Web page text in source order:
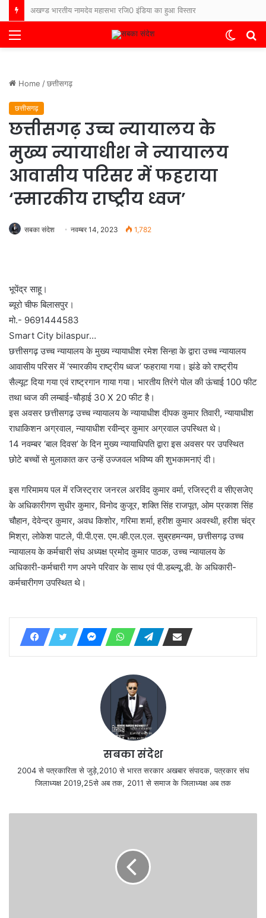
Menu
Switch
Home /छत्तीसगढ़
छत्तीसगढ़
छत्तीसगढ़ उच्च न्यायालय के
मुख्य न्यायाधीश ने न्यायालय
आवासीय परिसर में फहराया
‘स्मारकीय राष्ट्रीय ध्वज’
सबका संदेश नवम्बर 14, 2023 1,782
भूपेंद्र साहू।
ब्यूरो चीफ बिलासपुर।
मो.- 9691444583
Smart City bilaspur…
छत्तीसगढ़ उच्च न्यायालय के मुख्य न्यायाधीश रमेश सिन्हा के द्वारा उच्च न्यायालय
आवासीय परिसर में ‘स्मारकीय राष्ट्रीय ध्वज’ फहराया गया। झंडे को राष्ट्रीय
सैल्यूट दिया गया एवं राष्ट्रगान गाया गया। भारतीय तिरंगे पोल की ऊंचाई 100 फीट
तथा ध्वज की लम्बाई-चौड़ाई 30 X 20 फीट है।
इस अवसर छत्तीसगढ़ उच्च न्यायालय के न्यायाधीश दीपक कुमार तिवारी, न्यायाधीश
राधाकिशन अग्रवाल, न्यायाधीश रवीन्द्र कुमार अग्रवाल उपस्थित थे।
14 नवम्बर ‘बाल दिवस’ के दिन मुख्य न्यायाधिपति द्वारा इस अवसर पर उपस्थित
छोटे बच्चों से मुलाकात कर उन्हें उज्जवल भविष्य की शुभकामनाएं दी।
इस गरिमामय पल में रजिस्ट्रार जनरल अरविंद कुमार वर्मा, रजिस्ट्री व सीएसजेए
के अधिकारीगण सुधीर कुमार, विनोद कुजूर, शक्ति सिंह राजपूत, ओम प्रकाश सिंह
चौहान, देवेन्द्र कुमार, अवध किशोर, गरिमा शर्मा, हरीश कुमार अवस्थी, हरीश चंद्र
मिश्रा, लोकेश पाटले, पी.पी.एस. एम.व्ही.एल.एल. सुब्रहमन्यम, छत्तीसगढ़ उच्च
न्यायालय के कर्मचारी संघ अध्यक्ष प्रमोद कुमार पाठक, उच्च न्यायालय के
अधिकारी-कर्मचारी गण अपने परिवार के साथ एवं पी.डब्ल्यू.डी. के अधिकारी-
कर्मचारीगण उपस्थित थे।
सबका संदेश
2004 से पत्रकारिता से जुड़े,2010 से भारत सरकार अखबार संपादक, पत्रकार संघ
जिलाध्यक्ष 2019,25से अब तक, 2011 से समाज के जिलाध्यक्ष अब तक